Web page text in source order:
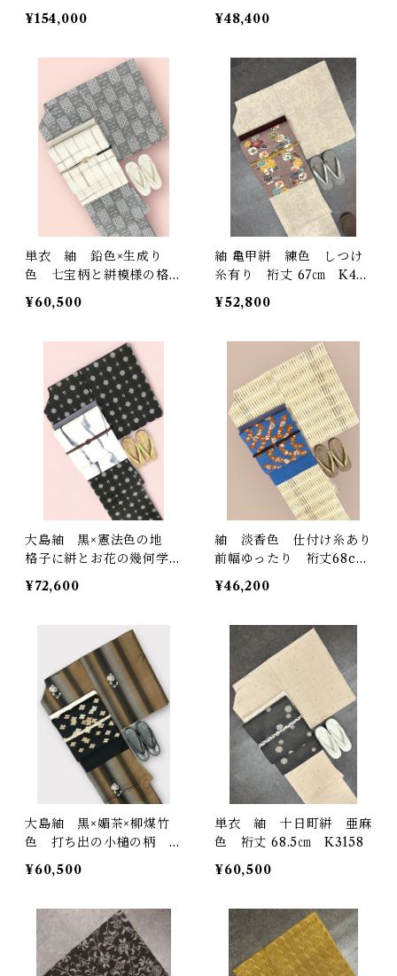
¥154,000
9
¥48,400
単衣 紬 鉛色×生成り
色 七宝柄と絣模様の格子
柄 未使用品 裄丈 66.5c
m K5245
¥60,500
紬 亀甲絣 練色 しつけ
糸有り 裄丈 67㎝ K481
6
¥52,800
大島紬 黒×憲法色の地
格子に絣とお花の幾何学模
様 裄丈 66.5㎝ K4717
¥72,600
紬 淡香色 仕付け糸あり
前幅ゆったり 裄丈68cm
K4337
¥46,200
大島紬 黒×媚茶×柳煤竹
色 打ち出の小槌の柄 裄
丈70cm K4369
¥60,500
単衣 紬 十日町絣 亜麻
色 裄丈 68.5㎝ K3158
¥60,500